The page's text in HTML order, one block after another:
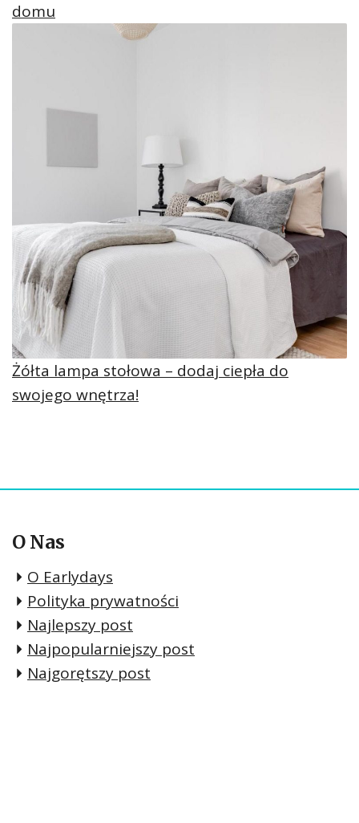
domu
Żółta lampa stołowa – dodaj ciepła do
swojego wnętrza!
O Nas
O Earlydays
Polityka prywatności
Najlepszy post
Najpopularniejszy post
Najgorętszy post